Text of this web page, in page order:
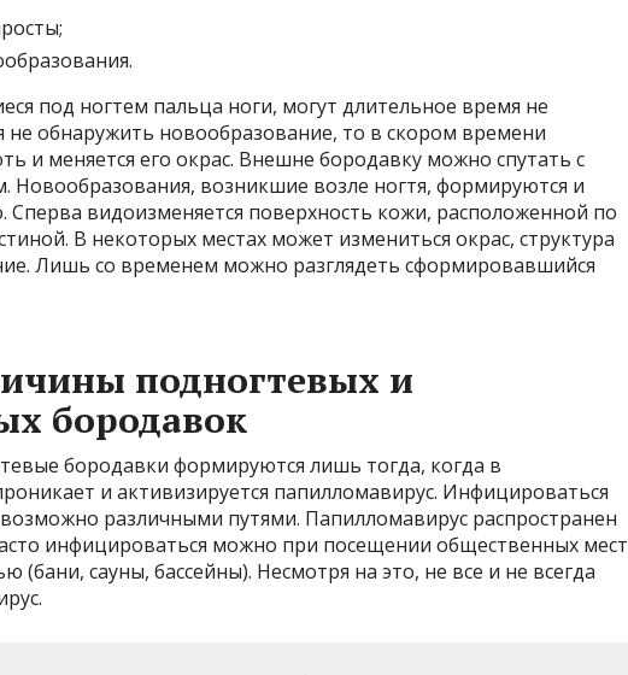
под ногтем пальца ноги, могут длительное время не
не обнаружить новообразование, то в скором времени
и меняется его окрас. Внешне бородавку можно спутать с
Новообразования, возникшие возле ногтя, формируются и
Сперва видоизменяется поверхность кожи, расположенной по
В некоторых местах может измениться окрас, структура
Лишь со временем можно разглядеть сформировавшийся
подногтевых и
бородавок
бородавки формируются лишь тогда, когда в
и активизируется папилломавирус. Инфицироваться
различными путями. Папилломавирус распространен
инфицироваться можно при посещении общественных мест
сауны, бассейны). Несмотря на это, не все и не всегда